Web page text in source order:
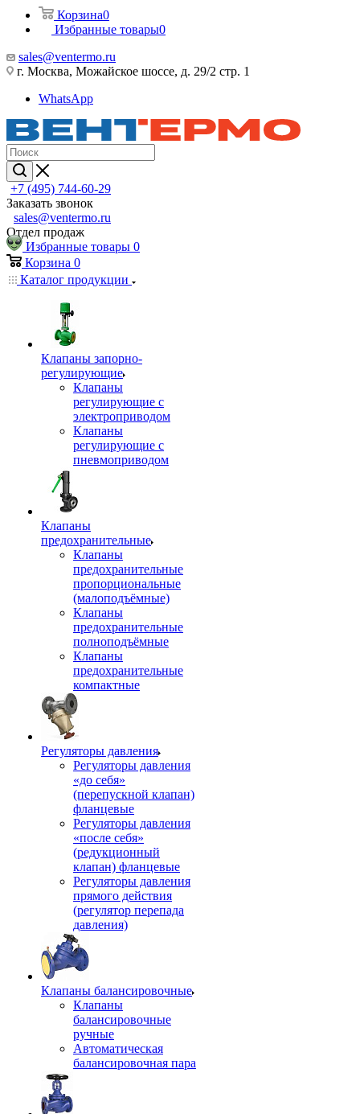
Корзина0
Избранные товары0
sales@ventermo.ru
г. Москва, Можайское шоссе, д. 29/2 стр. 1
WhatsApp
+7 (495) 744-60-29
Заказать звонок
sales@ventermo.ru
Отдел продаж
Избранные товары 0
Корзина 0
Каталог продукции
Клапаны запорно-
регулирующие
Клапаны
регулирующие с
электроприводом
Клапаны
регулирующие с
пневмоприводом
Клапаны
предохранительные
Клапаны
предохранительные
пропорциональные
(малоподъёмные)
Клапаны
предохранительные
полноподъёмные
Клапаны
предохранительные
компактные
Регуляторы давления
Регуляторы давления
«до себя»
(перепускной клапан)
фланцевые
Регуляторы давления
«после себя»
(редукционный
клапан) фланцевые
Регуляторы давления
прямого действия
(регулятор перепада
давления)
Клапаны балансировочные
Клапаны
балансировочные
ручные
Автоматическая
балансировочная пара